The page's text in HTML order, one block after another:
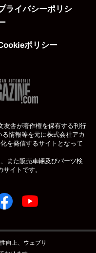
ライバシーポリシ
ポリシー
友舎が著作権を保有する刊行
る情報等を元に株式会社アカ
を発信するサイトとなって
また販売車輛及びパーツ検
イトです。
ジン公式WEBサイト
向上、ウェブサ